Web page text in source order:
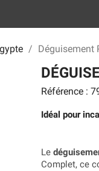
Déguisement
Référence :
Idéal pour
Le
Complet, ce